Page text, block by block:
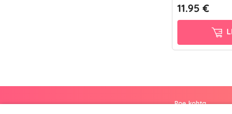
11.95 €
Poe kohta